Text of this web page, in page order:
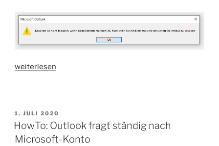
„HowTo:
mehr“
weiterlesen
VERÖFFENTLICHT
AM
1. JULI 2020
HowTo: Outlook fragt ständig nach
Microsoft-Konto